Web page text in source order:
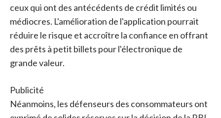
ceux qui ont des antécédents de crédit limités ou
médiocres. L'amélioration de l'application pourrait
réduire le risque et accroître la confiance en offrant
des prêts à petit billets pour l'électronique de
grande valeur.
Publicité
Néanmoins, les défenseurs des consommateurs ont